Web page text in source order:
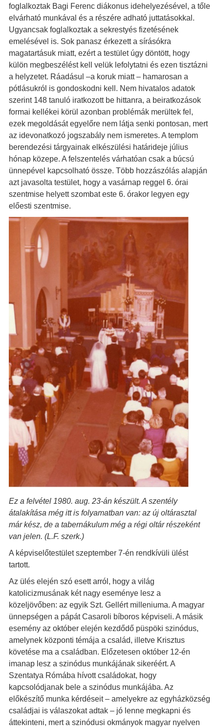
foglalkoztak Bagi Ferenc diákonus idehelyezésével, a tőle
elvárható munkával és a részére adható juttatásokkal.
Ugyancsak foglalkoztak a sekrestyés fizetésének
emelésével is. Sok panasz érkezett a sírásókra
magatartásuk miatt, ezért a testület úgy döntött, hogy
külön megbeszélést kell velük lefolytatni és ezen tisztázni
a helyzetet. Ráadásul –a koruk miatt – hamarosan a
pótlásukról is gondoskodni kell. Nem hivatalos adatok
szerint 148 tanuló iratkozott be hittanra, a beiratkozások
formai kellékei körül azonban problémák merültek fel,
ezek megoldását egyelőre nem látja senki pontosan, mert
az idevonatkozó jogszabály nem ismeretes. A templom
berendezési tárgyainak elkészülési határideje július
hónap közepe. A felszentelés várhatóan csak a búcsú
ünnepével kapcsolható össze. Több hozzászólás alapján
azt javasolta testület, hogy a vasárnap reggel 6. órai
szentmise helyett szombat este 6. órakor legyen egy
előesti szentmise.
Ez a felvétel 1980. aug. 23-án készült. A szentély
átalakítása még itt is folyamatban van: az új oltárasztal
már kész, de a tabernákulum még a régi oltár részeként
van jelen. (L.F. szerk.)
A képviselőtestület szeptember 7-én rendkívüli ülést
tartott.
Az ülés elején szó esett arról, hogy a világ
katolicizmusának két nagy eseménye lesz a
közeljövőben: az egyik Szt. Gellért milleniuma. A magyar
ünnepségen a pápát Casaroli bíboros képviseli. A másik
esemény az október elején kezdődő püspöki szinódus,
amelynek központi témája a család, illetve Krisztus
követése ma a családban. Előzetesen október 12-én
imanap lesz a szinódus munkájának sikeréért. A
Szentatya Rómába hívott családokat, hogy
kapcsolódjanak bele a szinódus munkájába. Az
előkészítő munka kérdéseit – amelyekre az egyházközség
családjai is válaszokat adtak – jó lenne megkapni és
áttekinteni, mert a szinódusi okmányok magyar nyelven